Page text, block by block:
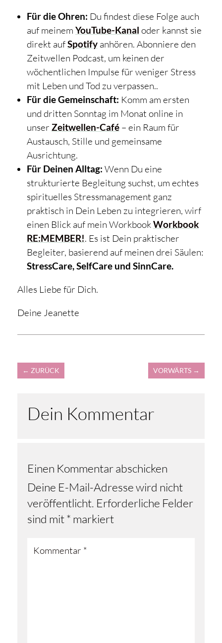
Für die Ohren: Du findest diese Folge auch
auf meinem YouTube-Kanal oder kannst sie
direkt aufSpotifyanhören. Abonniere den
Zeitwellen Podcast, um keinen der
wöchentlichen Impulse für weniger Stress
mit Leben und Tod zu verpassen..
Für die Gemeinschaft: Komm am ersten
und dritten Sonntag im Monat online in
unser Zeitwellen-Café– ein Raum für
Austausch, Stille und gemeinsame
Ausrichtung.
Für Deinen Alltag: Wenn Du eine
strukturierte Begleitung suchst, um echtes
spirituelles Stressmanagement ganz
praktisch in Dein Leben zu integrieren, wirf
einen Blick auf mein WorkbookWorkbook
RE:MEMBER!. Es ist Dein praktischer
Begleiter, basierend auf meinen drei Säulen:
StressCare, SelfCare und SinnCare.
Alles Liebe für Dich.
Deine Jeanette
← ZURÜCK VORWÄRTS →
Dein Kommentar
Einen Kommentar abschicken
Deine E-Mail-Adresse wird nicht
veröffentlicht. Erforderliche Felder
sind mit* markiert